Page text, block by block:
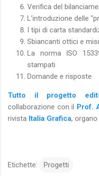
Verifica del
L'introduzione delle
I tipi di carta
Sbiancanti ottici e
La norma ISO
stampati
Domande e risposte
Tutto il progetto
collaborazione con il Prof.
rivista Italia Grafica,
Etichette: Progetti